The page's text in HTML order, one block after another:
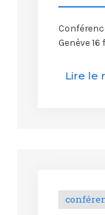
Genève
Lire le